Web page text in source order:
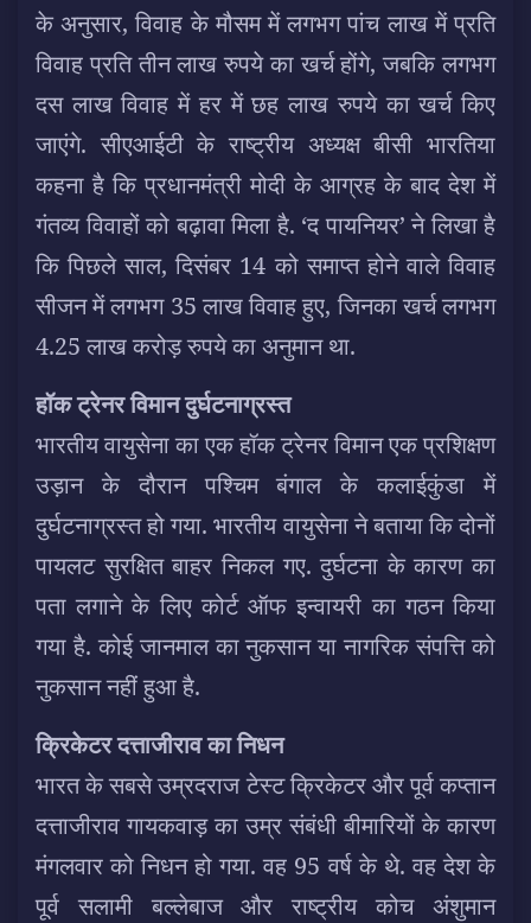
के अनुसार, विवाह के मौसम में लगभग पांच लाख में प्रति
विवाह प्रति तीन लाख रुपये का खर्च होंगे, जबकि लगभग
दस लाख विवाह में हर में छह लाख रुपये का खर्च किए
जाएंगे. सीएआईटी के राष्ट्रीय अध्यक्ष बीसी भारतिया
कहना है कि प्रधानमंत्री मोदी के आग्रह के बाद देश में
गंतव्य विवाहों को बढ़ावा मिला है. ‘द पायनियर’ ने लिखा है
कि पिछले साल, दिसंबर 14 को समाप्त होने वाले विवाह
सीजन में लगभग 35 लाख विवाह हुए, जिनका खर्च लगभग
4.25 लाख करोड़ रुपये का अनुमान था.
हॉक ट्रेनर विमान दुर्घटनाग्रस्त
भारतीय वायुसेना का एक हॉक ट्रेनर विमान एक प्रशिक्षण
उड़ान के दौरान पश्चिम बंगाल के कलाईकुंडा में
दुर्घटनाग्रस्त हो गया. भारतीय वायुसेना ने बताया कि दोनों
पायलट सुरक्षित बाहर निकल गए. दुर्घटना के कारण का
पता लगाने के लिए कोर्ट ऑफ इन्वायरी का गठन किया
गया है. कोई जानमाल का नुकसान या नागरिक संपत्ति को
नुकसान नहीं हुआ है.
क्रिकेटर दत्ताजीराव का निधन
भारत के सबसे उम्रदराज टेस्ट क्रिकेटर और पूर्व कप्तान
दत्ताजीराव गायकवाड़ का उम्र संबंधी बीमारियों के कारण
मंगलवार को निधन हो गया. वह 95 वर्ष के थे. वह देश के
पूर्व सलामी बल्लेबाज और राष्ट्रीय कोच अंशुमान